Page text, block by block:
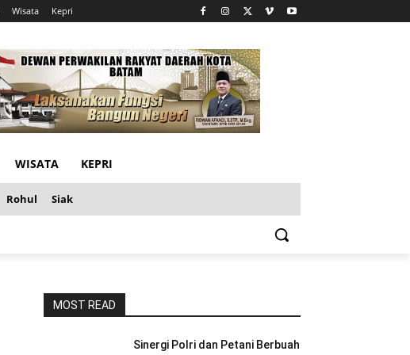
Wisata Kepri
WISATA KEPRI
Rohul Siak
MOST READ
Sinergi Polri dan Petani Berbuah